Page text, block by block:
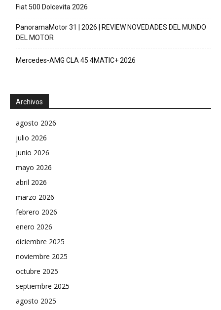
Fiat 500 Dolcevita 2026
PanoramaMotor 31 | 2026 | REVIEW NOVEDADES DEL MUNDO
DEL MOTOR
Mercedes-AMG CLA 45 4MATIC+ 2026
Archivos
agosto 2026
julio 2026
junio 2026
mayo 2026
abril 2026
marzo 2026
febrero 2026
enero 2026
diciembre 2025
noviembre 2025
octubre 2025
septiembre 2025
agosto 2025